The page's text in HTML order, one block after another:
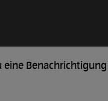
eine Benachrichtigung